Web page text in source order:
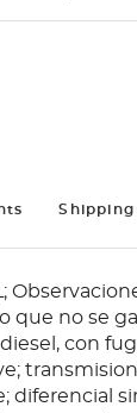
que no se
con
diferencial